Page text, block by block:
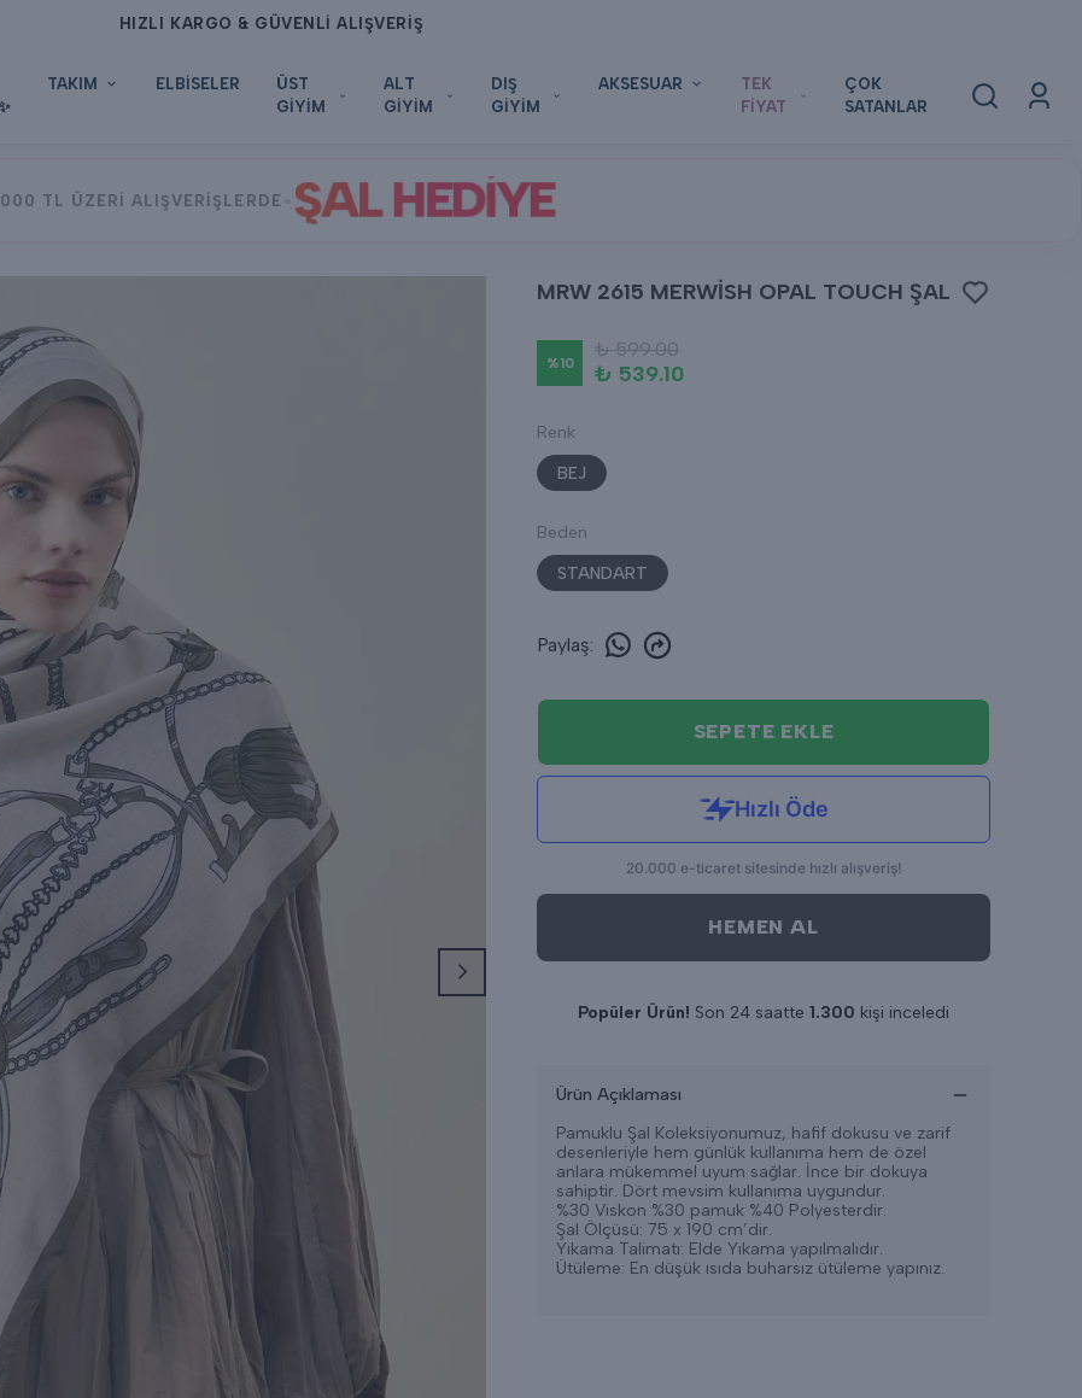
HIZLI KARGO & GÜVENLİ ALIŞVERİŞ
TAKIM ELBİSELER
ÜST
GİYİM
ALT
GİYİM
DIŞ
GİYİM
AKSESUAR
TEK
FİYAT
ÇOK
SATANLAR
TL ÜZERİ ALIŞVERİŞLERDE ŞAL HEDİYE
MRW 2615 MERWİSH OPAL TOUCH ŞAL
%10
₺ 599.00
₺ 539.10
Renk
BEJ
Beden
STANDART
Paylaş:
SEPETE EKLE
HEMEN AL
Popüler Ürün! Son 24 saatte 1.300 kişi inceledi
Ürün Açıklaması
Pamuklu Şal Koleksiyonumuz, hafif dokusu ve zarif
desenleriyle hem günlük kullanıma hem de özel
anlara mükemmel uyum sağlar. İnce bir dokuya
sahiptir. Dört mevsim kullanıma uygundur.
%30 Viskon %30 pamuk %40 Polyesterdir.
Şal Ölçüsü: 75 x 190 cm’dir.
Yıkama Talimatı: Elde Yıkama yapılmalıdır.
Ütüleme: En düşük ısıda buharsız ütüleme yapınız.